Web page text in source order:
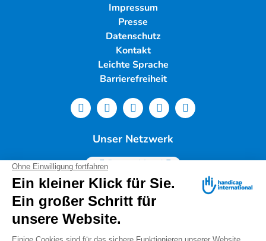
Impressum
Presse
Datenschutz
Kontakt
Leichte Sprache
Barrierefreiheit
Unser Netzwerk
Deutschland
Handicap International e.V. | Lindwurmstr. 101 | 80337
München |
Tel.: 089/54 76 06 0 |